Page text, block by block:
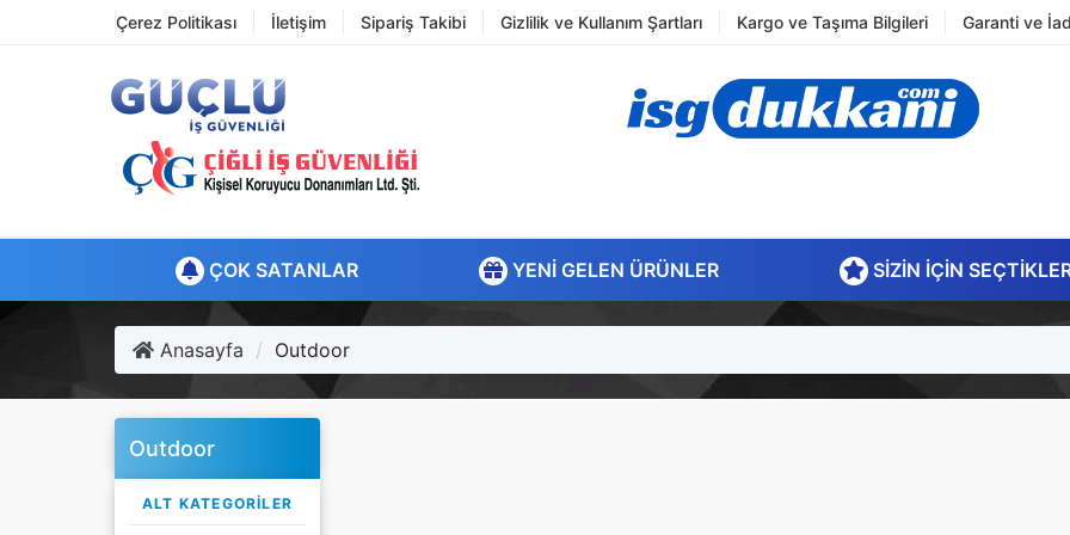
Çerez Politikası İletişim Sipariş Takibi Gizlilik ve Kullanım Şartları Kargo ve Taşıma Bilgileri Garanti ve
ÇOK SATANLAR YENI GELEN ÜRÜNLER SIZIN İÇIN
Anasayfa Outdoor
Outdoor
ALT KATEGORILER